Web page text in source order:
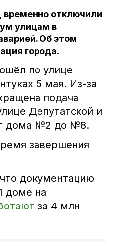
временно отключили
улицам в
Об этом
города.
по улице
5 мая. Из-за
подача
Депутатской и
дома №2 до №8.
завершения
документацию
доме на
за 4 млн